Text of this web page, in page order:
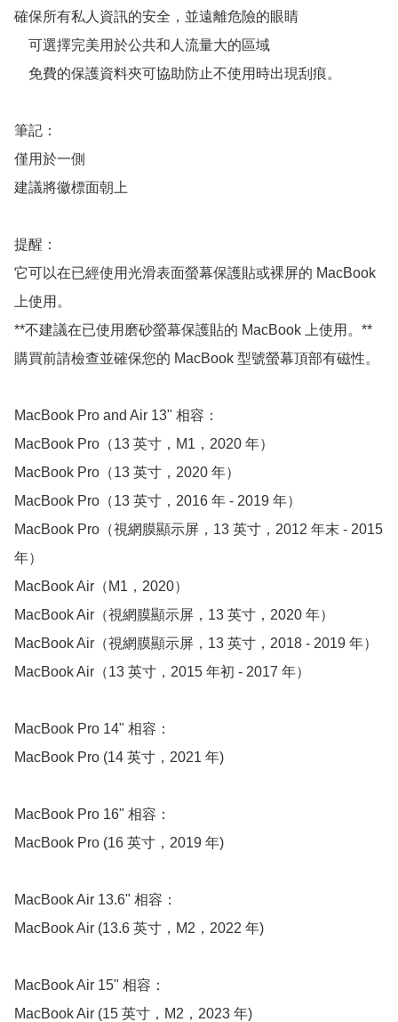
確保所有私人資訊的安全，並遠離危險的眼睛
筆記：
僅用於一側
建議將徽標面朝上
提醒：
它可以在已經使用光滑表面螢幕保護貼或裸屏的 MacBook
上使用。
**不建議在已使用磨砂螢幕保護貼的 MacBook 上使用。**
購買前請檢查並確保您的 MacBook 型號螢幕頂部有磁性。
MacBook Pro and Air 13" 相容：
MacBook Pro（13 英寸，M1，2020 年）
MacBook Pro（13 英寸，2020 年）
MacBook Pro（13 英寸，2016 年 - 2019 年）
MacBook Pro（視網膜顯示屏，13 英寸，2012 年末 - 2015
年）
MacBook Air（M1，2020）
MacBook Air（視網膜顯示屏，13 英寸，2020 年）
MacBook Air（視網膜顯示屏，13 英寸，2018 - 2019 年）
MacBook Air（13 英寸，2015 年初 - 2017 年）
MacBook Pro 14" 相容：
MacBook Pro (14 英寸，2021 年)
MacBook Pro 16" 相容：
MacBook Pro (16 英寸，2019 年)
MacBook Air 13.6" 相容：
MacBook Air (13.6 英寸，M2，2022 年)
MacBook Air 15" 相容：
MacBook Air (15 英寸，M2，2023 年)